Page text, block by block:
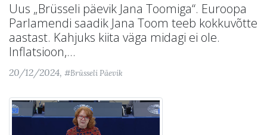
Uus „Brüsseli päevik Jana Toomiga“. Euroopa
Parlamendi saadik Jana Toom teeb kokkuvõtte
aastast. Kahjuks kiita väga midagi ei ole.
Inflatsioon,...
20/12/2024, #Brüsseli Päevik